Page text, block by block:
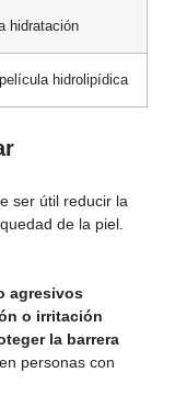
hidratación
hidrolipídica
ser útil reducir la
de la piel.
agresivos
o irritación
la barrera
en personas con